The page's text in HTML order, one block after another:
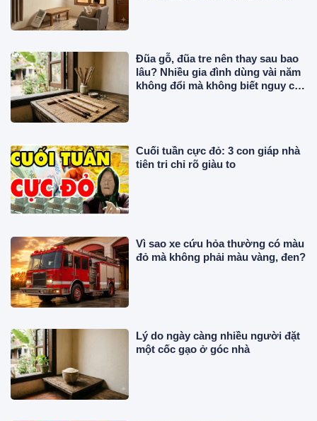
Đũa gỗ, đũa tre nên thay sau bao
lâu? Nhiều gia đình dùng vài năm
không đổi mà không biết nguy cơ
Cuối tuần cực đỏ: 3 con giáp nhà
tiên tri chỉ rõ giàu to
Vì sao xe cứu hỏa thường có màu
đỏ mà không phải màu vàng, đen?
Lý do ngày càng nhiều người đặt
một cốc gạo ở góc nhà